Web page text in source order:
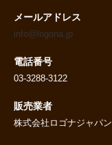
メールアドレス
info@logona.jp
電話番号
03-3288-3122
販売業者
株式会社ロゴナジャパン